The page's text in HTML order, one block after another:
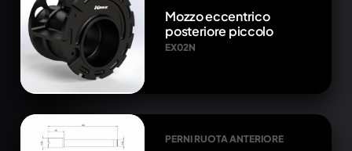
Mozzo eccentrico
posteriore piccolo
EX02N
PERNI RUOTA ANTERIORE